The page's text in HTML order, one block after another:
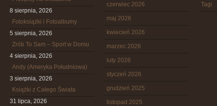
8 sierpnia, 2026
Fotoksiążki i Fotoalbumy
5 sierpnia, 2026
Zrób To Sam – Sport w Domu
4 sierpnia, 2026
Andy (Ameryka Południowa)
3 sierpnia, 2026
Książki z Całego Świata
31 lipca, 2026
czerwiec 2026
maj 2026
kwiecień 2026
marzec 2026
luty 2026
styczeń 2026
grudzień 2025
listopad 2025
Tagi